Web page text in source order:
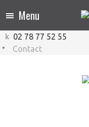
Menu
02 78 77 52 55
Contact